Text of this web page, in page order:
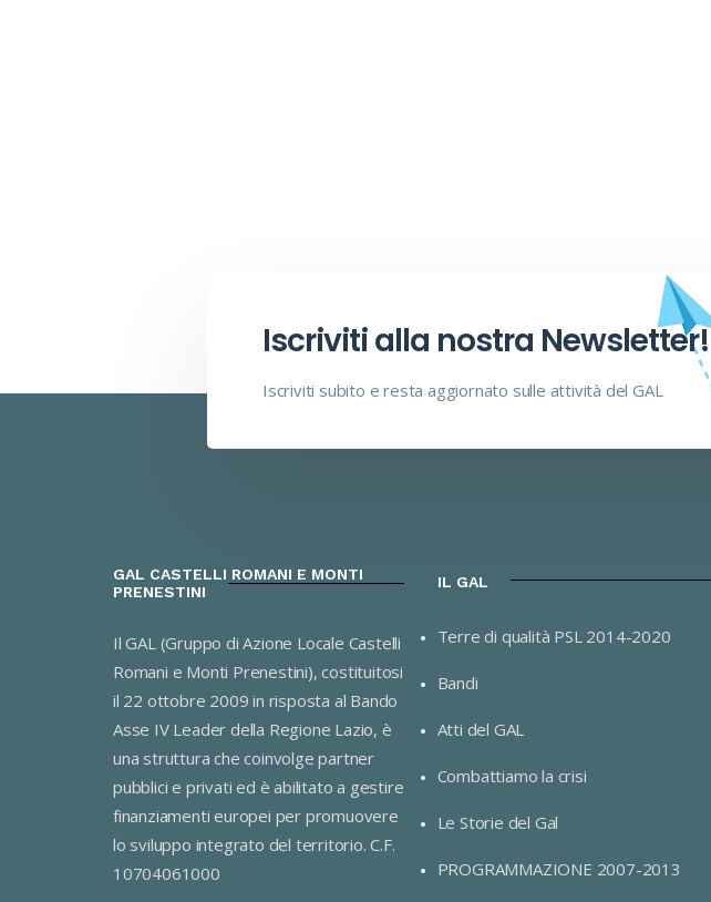
Iscriviti alla nostra Newsletter!
Iscriviti subito e resta aggiornato sulle attività del GAL
GAL CASTELLI ROMANI E MONTI
PRENESTINI
Il GAL (Gruppo di Azione Locale Castelli
Romani e Monti Prenestini), costituitosi
il 22 ottobre 2009 in risposta al Bando
Asse IV Leader della Regione Lazio, è
una struttura che coinvolge partner
pubblici e privati ed è abilitato a gestire
finanziamenti europei per promuovere
lo sviluppo integrato del territorio. C.F.
10704061000
IL GAL
Terre di qualità PSL 2014-2020
Bandi
Atti del GAL
Combattiamo la crisi
Le Storie del Gal
PROGRAMMAZIONE 2007-2013